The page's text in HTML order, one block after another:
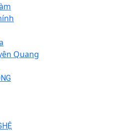
Quang